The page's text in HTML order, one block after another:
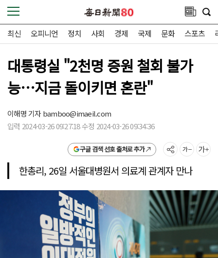
최신 오피니언 정치 사회 경제 국제 문화 스포츠
대통령실 "2천명 증원 철회 불가
능…지금 돌이키면 혼란"
이해명 기자bamboo@imaeil.com
입력 2024-03-26 09:27:18 수정 2024-03-26 09:34:36
구글 검색 선호 출처로 추가
한총리, 26일 서울대병원서 의료계 관계자 만나